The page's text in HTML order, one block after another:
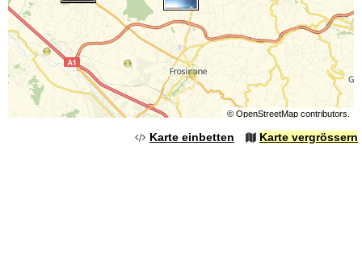
© OpenStreetMapcontributors.
Karte einbetten Karte vergrössern